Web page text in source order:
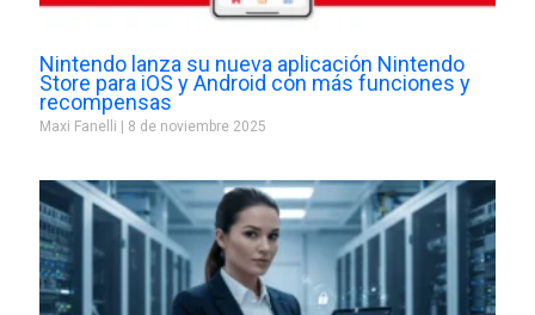
Nintendo lanza su nueva aplicación Nintendo
Store para iOS y Android con más funciones y
recompensas
Maxi Fanelli 8 de noviembre 2025